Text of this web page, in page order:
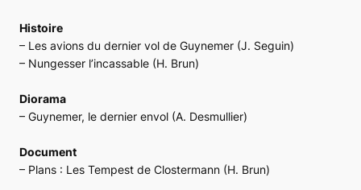
Histoire
– Les avions du dernier vol de Guynemer (J. Seguin)
– Nungesser l’incassable (H. Brun)
Diorama
– Guynemer, le dernier envol (A. Desmullier)
Document
– Plans : Les Tempest de Clostermann (H. Brun)